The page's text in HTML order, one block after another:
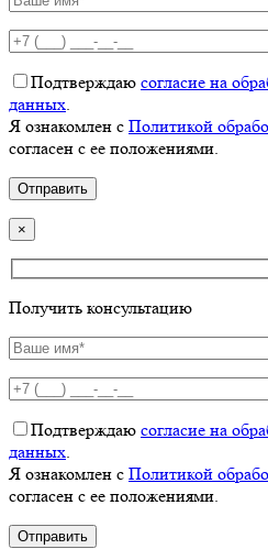
Подтверждаю согласие на
данных.
Я ознакомлен с Политикой
согласен с ее положениями.
×
Получить консультацию
Подтверждаю согласие на
данных.
Я ознакомлен с Политикой
согласен с ее положениями.